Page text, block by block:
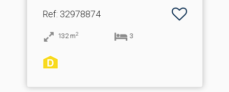
Ref: 32978874
132 m2 3